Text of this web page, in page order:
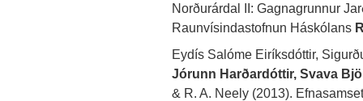
Norðurárdal II: Gagnagrunnur
Raunvísindastofnun Háskólans
Eydís Salóme Eiríksdóttir,
Jórunn Harðardóttir, Svava
& R. A. Neely (2013).